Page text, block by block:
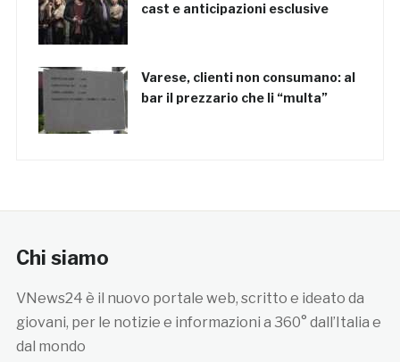
cast e anticipazioni esclusive
Varese, clienti non consumano: al
bar il prezzario che li “multa”
Chi siamo
VNews24 è il nuovo portale web, scritto e ideato da
giovani, per le notizie e informazioni a 360° dall’Italia e
dal mondo